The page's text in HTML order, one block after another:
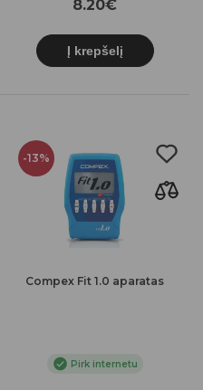
8.20€
Į krepšelį
-13%
Compex Fit 1.0 aparatas
Pirk internetu